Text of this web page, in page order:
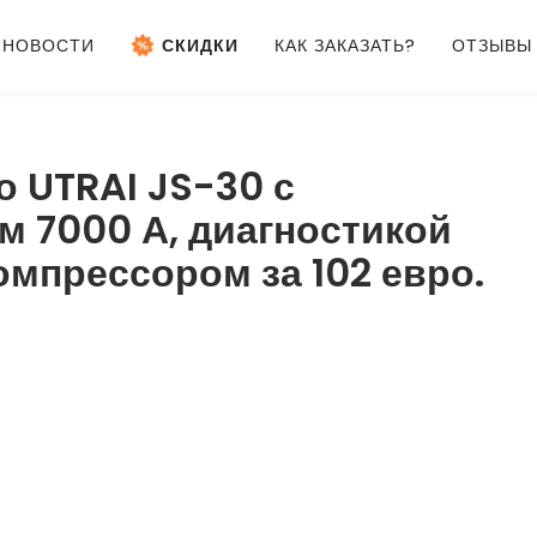
НОВОСТИ СКИДКИ КАК ЗАКАЗАТЬ? ОТЗЫВЫ
UTRAI JS-30 с
7000 А, диагностикой
за 102 евро.